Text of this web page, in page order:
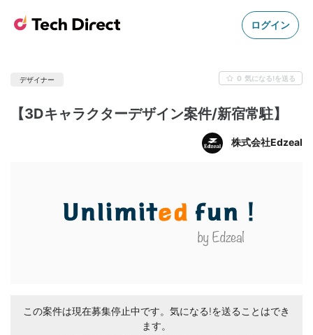
ログイン
デザイナー 0 気になる!を送る
【3Dキャラクターデザイン案件/新宿常駐】
株式会社Edzeal
この案件は現在募集停止中です。気になる!を送ることはでき
ます。